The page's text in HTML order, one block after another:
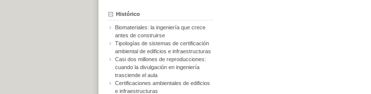
Histórico
Biomateriales: la ingeniería que crece
antes de construirse
Tipologías de sistemas de certificación
ambiental de edificios e infraestructuras
Casi dos millones de reproducciones:
cuando la divulgación en ingeniería
trasciende el aula
Certificaciones ambientales de edificios
e infraestructuras